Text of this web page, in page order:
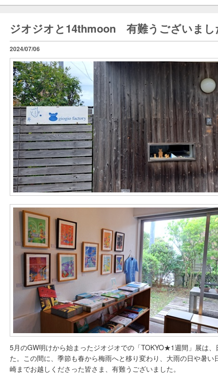
ジオジオと14thmoon 有難うございまし
2024/07/06
5月のGW明けから始まったジオジオでの「TOKYO★1週間」展は
た。この間に、季節も春から梅雨へと移り変わり、大雨の日や暑い
崎までお越しくださった皆さま、有難うございました。